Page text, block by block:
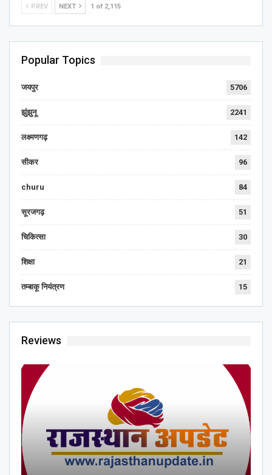
PREV NEXT 1 of 2,115
Popular Topics
जयपुर 5706
झुंझुनू 2241
लक्ष्मणगढ़ 142
सीकर 96
churu 84
सूरजगढ़ 51
चिकित्सा 30
शिक्षा 21
तम्बाकू नियंत्रण 15
Reviews